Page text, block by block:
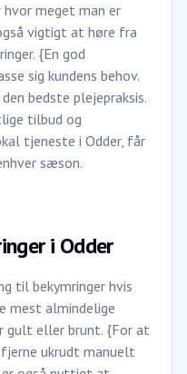
meget man er
vigtigt at høre fra
{En god
sig kundens behov.
bedste plejepraksis.
tilbud og
tjeneste i Odder, får
sæson.
i Odder
til bekymringer hvis
mest almindelige
gult eller brunt. {For at
ukrudt manuelt